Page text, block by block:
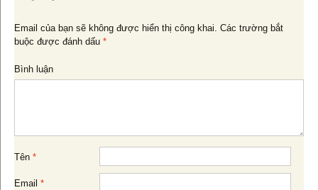
bài
viết
Email của bạn sẽ không được hiển thị công khai. Các trường bắt
buộc được đánh dấu *
Bình luận
Tên *
Email *